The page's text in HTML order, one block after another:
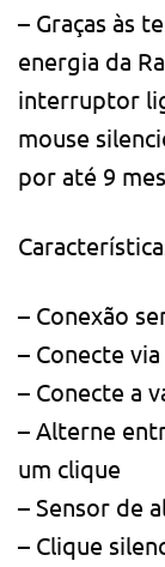
– Graças às
energia da
interruptor
mouse
por até 9
– Conexão
– Conecte
– Conecte a
– Alterne
um clique
– Sensor de
– Clique